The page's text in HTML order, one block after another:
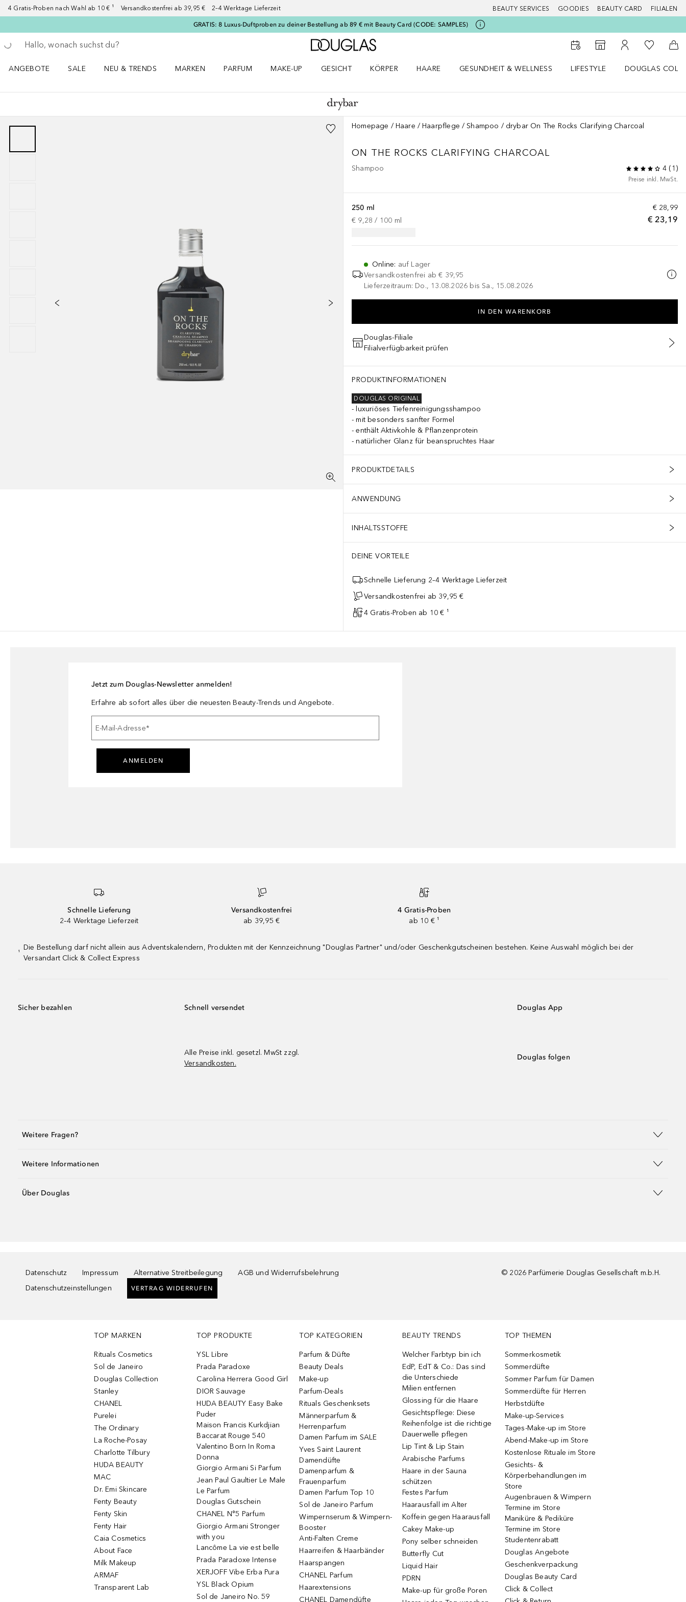
4 Gratis-Proben nach Wahl ab 10 € ¹ Versandkostenfrei ab 39,95 € 2–4 Werktage Lieferzeit BEAUTY SERVICES GOODIES BEAUTY CARD FILIALEN
GRATIS: 8 Luxus-Duftproben zu deiner Bestellung ab 89 € mit Beauty Card (CODE: SAMPLES)
Gehe zurück
Suche ausführen
Zur Douglas Startseite
Zum Storefinder
Zu Meinem
Zu Meiner
ANGEBOTE
SALE
NEU & TRENDS
MARKEN
PARFUM
MAKE-UP
GESICHT
KÖRPER
HAARE
GESUNDHEIT & WELLNESS
LIFESTYLE
DOUGLAS
Homepage Haare Haarpflege Shampoo drybar On The Rocks Clarifying Charcoal
ON THE ROCKS CLARIFYING CHARCOAL
Shampoo 4 ( 1 )
Preise inkl. MwSt.
€ 28,99
€ 23,19
250 ml
€ 9,28 / 100 ml
Online: auf Lager
Versandkostenfrei ab € 39,95
Lieferzeitraum: Do., 13.08.2026 bis Sa., 15.08.2026
IN DEN WARENKORB
Douglas-Filiale
Filialverfügbarkeit prüfen
PRODUKTINFORMATIONEN
DOUGLAS ORIGINAL
luxuriöses Tiefenreinigungsshampoo
mit besonders sanfter Formel
enthält Aktivkohle & Pflanzenprotein
natürlicher Glanz für beanspruchtes Haar
PRODUKTDETAILS
ANWENDUNG
INHALTSSTOFFE
DEINE VORTEILE
Schnelle Lieferung 2–4 Werktage Lieferzeit
Versandkostenfrei ab 39,95 €
4 Gratis-Proben ab 10 € ¹
Jetzt zum Douglas-Newsletter anmelden!
Erfahre ab sofort alles über die neuesten Beauty-Trends und Angebote.
E-Mail-Adresse*
ANMELDEN
Schnelle Lieferung
2–4 Werktage Lieferzeit
Versandkostenfrei
ab 39,95 €
4 Gratis-Proben
ab 10 € ¹
¹
Die Bestellung darf nicht allein aus Adventskalendern, Produkten mit der Kennzeichnung "Douglas Partner" und/oder Geschenkgutscheinen bestehen. Keine Auswahl möglich bei der
Versandart Click & Collect Express
Sicher bezahlen Schnell versendet
Alle Preise inkl. gesetzl. MwSt zzgl.
Versandkosten.
Douglas App
Douglas folgen
Weitere Fragen?
Weitere Informationen
Über Douglas
Datenschutz Impressum Alternative Streitbeilegung
AGB und Widerrufsbelehrung
Datenschutzeinstellungen
VERTRAG WIDERRUFEN
© 2026 Parfümerie Douglas Gesellschaft m.b.H.
TOP MARKEN
Rituals Cosmetics
Sol de Janeiro
Douglas Collection
Stanley
CHANEL
Purelei
The Ordinary
La Roche-Posay
Charlotte Tilbury
HUDA BEAUTY
MAC
Dr. Emi Skincare
Fenty Beauty
Fenty Skin
Fenty Hair
Caia Cosmetics
About Face
Milk Makeup
ARMAF
Transparent Lab
TOP PRODUKTE
YSL Libre
Prada Paradoxe
Carolina Herrera Good Girl
DIOR Sauvage
HUDA BEAUTY Easy Bake
Puder
Maison Francis Kurkdjian
Baccarat Rouge 540
Valentino Born In Roma
Donna
Giorgio Armani Si Parfum
Jean Paul Gaultier Le Male
Le Parfum
Douglas Gutschein
CHANEL N°5 Parfum
Giorgio Armani Stronger
with you
Lancôme La vie est belle
Prada Paradoxe Intense
XERJOFF Vibe Erba Pura
YSL Black Opium
Sol de Janeiro No. 59
TOP KATEGORIEN
Parfum & Düfte
Beauty Deals
Make-up
Parfum-Deals
Rituals Geschenksets
Männerparfum &
Herrenparfum
Damen Parfum im SALE
Yves Saint Laurent
Damendüfte
Damenparfum &
Frauenparfum
Damen Parfum Top 10
Sol de Janeiro Parfum
Wimpernserum & Wimpern-
Booster
Anti-Falten Creme
Haarreifen & Haarbänder
Haarspangen
CHANEL Parfum
Haarextensions
CHANEL Damendüfte
BEAUTY TRENDS
Welcher Farbtyp bin ich
EdP, EdT & Co.: Das sind
die Unterschiede
Milien entfernen
Glossing für die Haare
Gesichtspflege: Diese
Reihenfolge ist die richtige
Dauerwelle pflegen
Lip Tint & Lip Stain
Arabische Parfums
Haare in der Sauna
schützen
Festes Parfum
Haarausfall im Alter
Koffein gegen Haarausfall
Cakey Make-up
Pony selber schneiden
Butterfly Cut
Liquid Hair
PDRN
Make-up für große Poren
TOP THEMEN
Sommerkosmetik
Sommerdüfte
Sommer Parfum für Damen
Sommerdüfte für Herren
Herbstdüfte
Make-up-Services
Tages-Make-up im Store
Abend-Make-up im Store
Kostenlose Rituale im Store
Gesichts- &
Körperbehandlungen im
Store
Augenbrauen & Wimpern
Termine im Store
Maniküre & Pediküre
Termine im Store
Studentenrabatt
Douglas Angebote
Geschenkverpackung
Douglas Beauty Card
Click & Collect